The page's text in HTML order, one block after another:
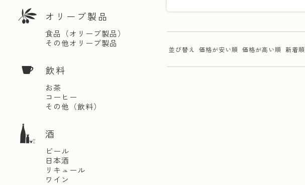
オリーブ製品
食品（オリーブ製品）
その他オリーブ製品
飲料
お茶
コーヒー
その他（飲料）
酒
ビール
日本酒
リキュール
ワイン
並び替え 価格が安い順 価格が高い順 新着順